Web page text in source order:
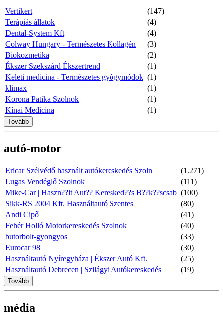
Vertikert
(147)
Terápiás állatok
(4)
Dental-System Kft
(4)
Colway Hungary - Természetes Kollagén
(3)
Biokozmetika
(2)
Ékszer Szekszárd Ékszertrend
(1)
Keleti medicina - Természetes gyógymódok (1)
klimax
(1)
Korona Patika Szolnok
(1)
Kínai Medicina
(1)
Tovább
autó-motor
Ericar Szélvédő használt autókereskedés Szoln
(1.271)
Lugas Vendéglő Szolnok
(111)
Mike-Car | Haszn??lt Aut?? Keresked??s B??k??scsab (100)
Sikk-RS 2004 Kft. Használtautó Szentes
(80)
Andi Cipő
(41)
Fehér Holló Motorkereskedés Szolnok
(40)
butorbolt-gyongyos
(33)
Eurocar 98
(30)
Használtautó Nyíregyháza | Ékszer Autó Kft.
(25)
Használtautó Debrecen | Szilágyi Autókereskedés
(19)
Tovább
média